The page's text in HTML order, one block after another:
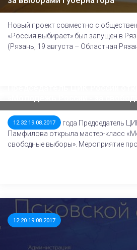
Новый проект совместно с
«Россия выбирает» был запущен в
(Рязань, 19 августа – Областная
12:32 19.08.2017
18 августа 2017 года Председатель
Памфилова открыла мастер-класс
свободные выборы». Мероприятие
12:20 19.08.2017